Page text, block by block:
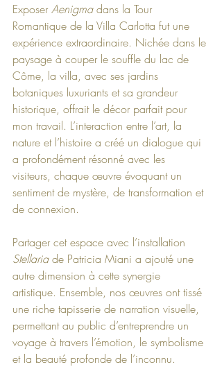
Exposer Aenigma dans la Tour
Romantique de la Villa Carlotta fut une
expérience extraordinaire. Nichée dans le
paysage à couper le souffle du lac de
Côme, la villa, avec ses jardins
botaniques luxuriants et sa grandeur
historique, offrait le décor parfait pour
mon travail. L’interaction entre l’art, la
nature et l’histoire a créé un dialogue qui
a profondément résonné avec les
visiteurs, chaque œuvre évoquant un
sentiment de mystère, de transformation et
de connexion.
Partager cet espace avec l’installation
Stellaria de Patricia Miani a ajouté une
autre dimension à cette synergie
artistique. Ensemble, nos œuvres ont tissé
une riche tapisserie de narration visuelle,
permettant au public d’entreprendre un
voyage à travers l’émotion, le symbolisme
et la beauté profonde de l’inconnu.